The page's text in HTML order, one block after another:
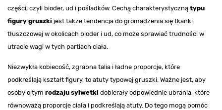
części, czyli bioder, ud i pośladków. Cechą charakterystyczną typu
figury gruszki jest także tendencja do gromadzenia się tkanki
tłuszczowej w okolicach bioder i ud, co może sprawiać trudności w
utracie wagi w tych partiach ciała.
Niezwykła kobiecość, zgrabna talia i ładne proporcje, które
podkreślają kształt figury, to atuty typowej gruszki. Ważne jest, aby
osoby o tym rodzaju sylwetki dobierały odpowiednie ubrania, które
równoważą proporcje ciała i podkreślają atuty. Do tego mogą pomóc